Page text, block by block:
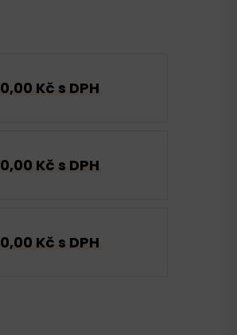
0,00 Kč s DPH
0,00 Kč s DPH
0,00 Kč s DPH